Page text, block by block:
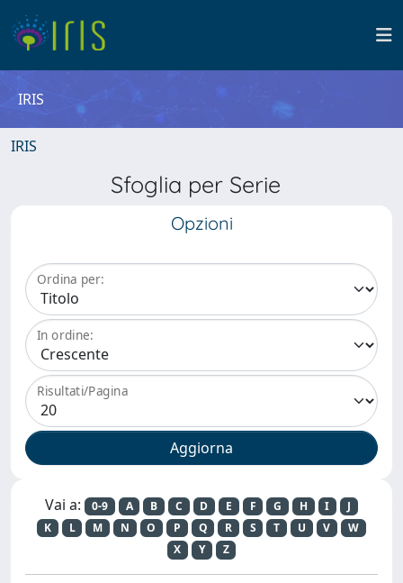
IRIS
IRIS
Sfoglia per Serie
Opzioni
Ordina per:
In ordine:
Risultati/Pagina
Vai a: 0-9 A B C D E F G H I
J
K
L M N O P Q R S T U V
W
X
Y Z